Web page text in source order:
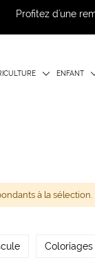
Profitez d'une
ENFANT
à la sélection.